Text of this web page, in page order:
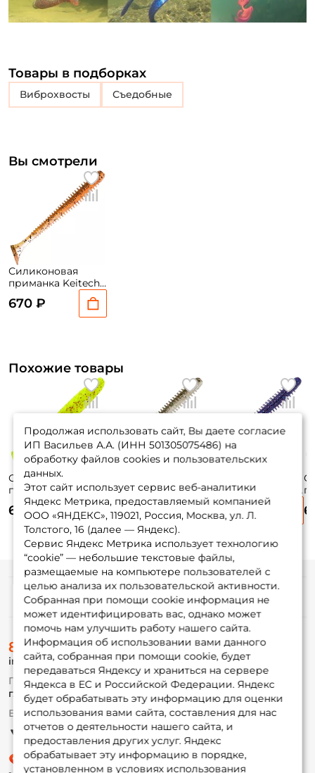
Товары в подборках
Виброхвосты съедобные
Вы смотрели
Силиконовая
приманка Keitech
10см. вес: 4,6гр.
670 ₽
Похожие товары
Силиконовая
приманка Keitech
Easy Shiner 3 7,5см.
вес: 2,2гр. 10шт.
PAL#01
670 ₽
приманка Keitech
Swing Impact 3.5
8,8см. вес: 3,2гр.
8шт. #416
670 ₽
приманка Keitech
Swing Impact 3
7,5см. вес: 2гр.
630 ₽
Продолжая использовать сайт, Вы даете согласие
ИП Васильев А.А. (ИНН 501305075486) на
обработку файлов cookies и пользовательских
данных.
Этот сайт использует сервис веб-аналитики
Яндекс Метрика, предоставляемый компанией
ООО «ЯНДЕКС», 119021, Россия, Москва, ул. Л.
Толстого, 16 (далее — Яндекс).
Сервис Яндекс Метрика использует технологию
“cookie” — небольшие текстовые файлы,
размещаемые на компьютере пользователей с
целью анализа их пользовательской активности.
Собранная при помощи cookie информация не
может идентифицировать вас, однако может
помочь нам улучшить работу нашего сайта.
Информация об использовании вами данного
сайта, собранная при помощи cookie, будет
передаваться Яндексу и храниться на сервере
Яндекса в ЕС и Российской Федерации. Яндекс
будет обрабатывать эту информацию для оценки
использования вами сайта, составления для нас
отчетов о деятельности нашего сайта, и
предоставления других услуг. Яндекс
обрабатывает эту информацию в порядке,
установленном в условиях использования
Информация
О магазине
Доставка
Оплата
Fox-bonus
Гуру
Партнерская программа
8 (495) 532-77-88
info@foxfishing.ru
По вопросам с заказом
г. Москва, ул. Плеханова д.7
Ежедневно 10:00 до 20:00